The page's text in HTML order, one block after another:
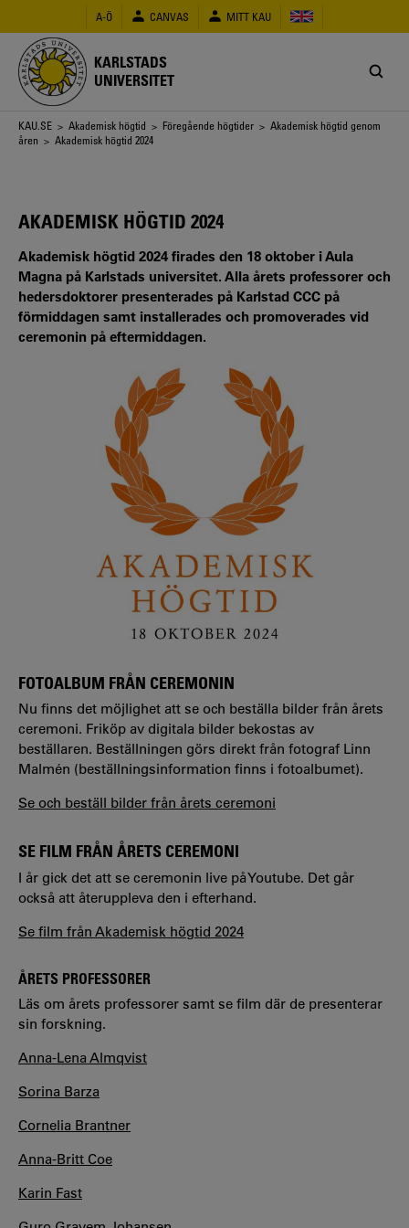
huvudinnehåll
A-Ö CANVAS MITT KAU
KARLSTADS
UNIVERSITET
Länkstig
KAU.SE > Akademisk högtid > Föregående högtider > Akademisk högtid genom
åren > Akademisk högtid 2024
AKADEMISK HÖGTID 2024
Akademisk högtid 2024 firades den 18 oktober i Aula
Magna på Karlstads universitet. Alla årets professorer och
hedersdoktorer presenterades på Karlstad CCC på
förmiddagen samt installerades och promoverades vid
ceremonin på eftermiddagen.
FOTOALBUM FRÅN CEREMONIN
Nu finns det möjlighet att se och beställa bilder från årets
ceremoni. Friköp av digitala bilder bekostas av
beställaren. Beställningen görs direkt från fotograf Linn
Malmén (beställningsinformation finns i fotoalbumet).
Se och beställ bilder från årets ceremoni
SE FILM FRÅN ÅRETS CEREMONI
I år gick det att se ceremonin live på Youtube. Det går
också att återuppleva den i efterhand.
Se film från Akademisk högtid 2024
ÅRETS PROFESSORER
Läs om årets professorer samt se film där de presenterar
sin forskning.
Anna-Lena Almqvist
Sorina Barza
Cornelia Brantner
Anna-Britt Coe
Karin Fast